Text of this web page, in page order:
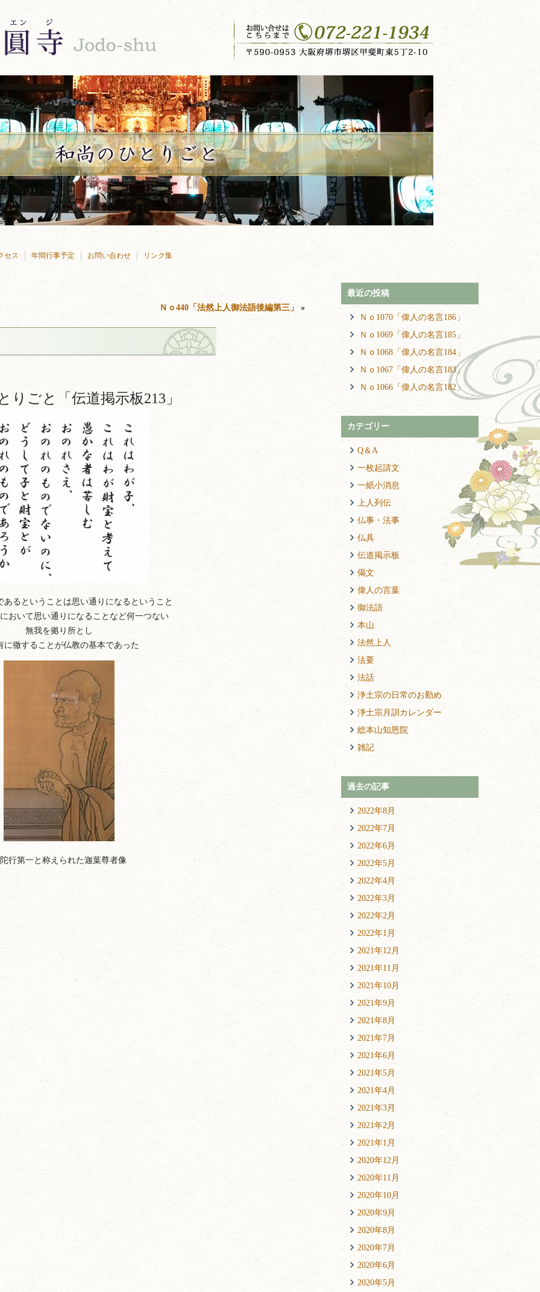
セス 年間行事予定 お問い合わせ リンク集
Ｎｏ440「法然上人御法語後編第三」 »
りごと「伝道掲示板213」
あるということは思い通りになるということ
おいて思い通りになることなど何一つない
無我を拠り所とし
に徹することが仏教の基本であった
行第一と称えられた迦葉尊者像
最近の投稿
Ｎｏ1070「偉人の名言186」
Ｎｏ1069「偉人の名言185」
Ｎｏ1068「偉人の名言184」
Ｎｏ1067「偉人の名言183」
Ｎｏ1066「偉人の名言182」
カテゴリー
Q＆A
一枚起請文
一紙小消息
上人列伝
仏事・法事
仏具
伝道掲示板
偈文
偉人の言葉
御法語
本山
法然上人
法要
法話
浄土宗の日常のお勤め
浄土宗月訓カレンダー
総本山知恩院
雑記
過去の記事
2022年8月
2022年7月
2022年6月
2022年5月
2022年4月
2022年3月
2022年2月
2022年1月
2021年12月
2021年11月
2021年10月
2021年9月
2021年8月
2021年7月
2021年6月
2021年5月
2021年4月
2021年3月
2021年2月
2021年1月
2020年12月
2020年11月
2020年10月
2020年9月
2020年8月
2020年7月
2020年6月
2020年5月